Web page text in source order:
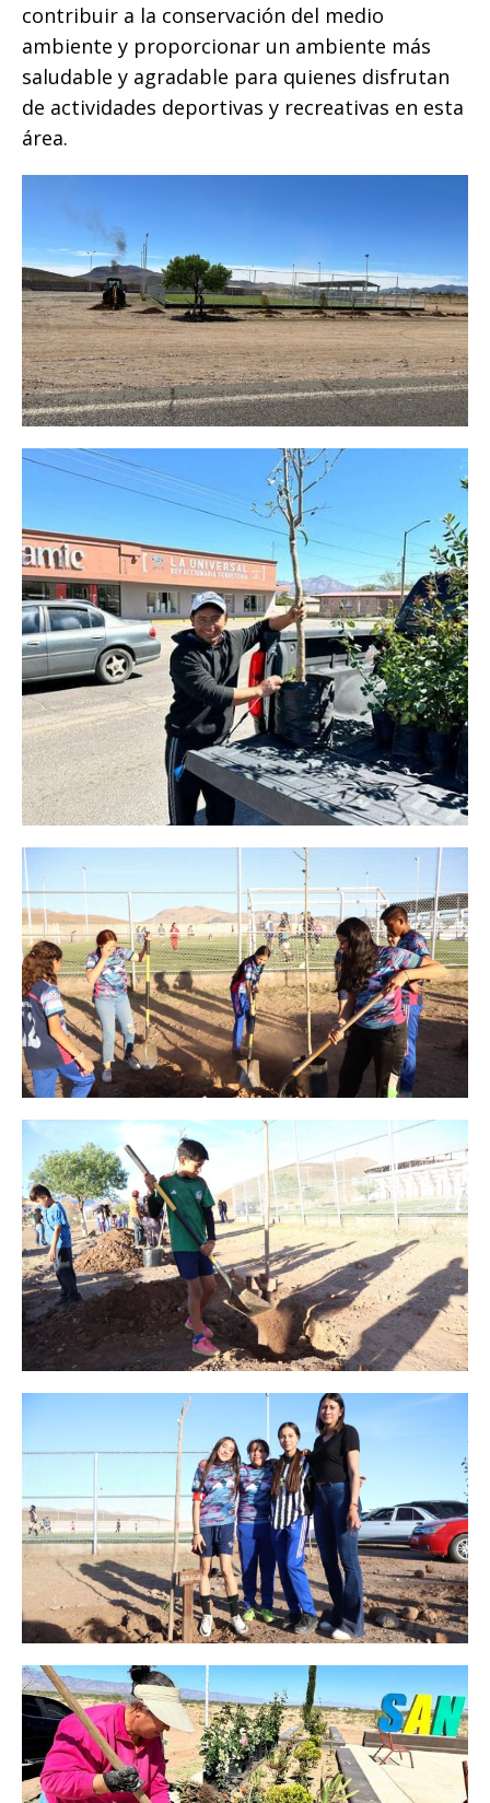
contribuir a la conservación del medio
ambiente y proporcionar un ambiente más
saludable y agradable para quienes disfrutan
de actividades deportivas y recreativas en esta
área.